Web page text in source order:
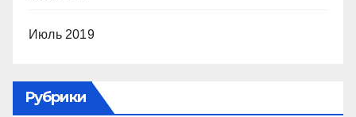
Июль 2019
Рубрики